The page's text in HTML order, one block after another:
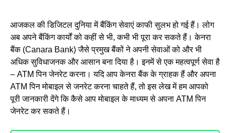
आजकल की डिजिटल दुनिया में बैंकिंग सेवाएं काफी सुलभ हो गई हैं। लोग
अब अपने बैंकिंग कार्यों को कहीं से भी, कभी भी पूरा कर सकते हैं। केनरा
बैंक (Canara Bank) जैसे प्रमुख बैंकों ने अपनी सेवाओं को और भी
अधिक सुविधाजनक और आसान बना दिया है। इनमें से एक महत्वपूर्ण सेवा है
– ATM पिन जेनरेट करना। यदि आप केनरा बैंक के ग्राहक हैं और अपना
ATM पिन मोबाइल से जनरेट करना चाहते हैं, तो इस लेख में हम आपको
पूरी जानकारी देंगे कि कैसे आप मोबाइल के माध्यम से अपना ATM पिन
जेनरेट कर सकते हैं।